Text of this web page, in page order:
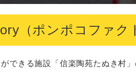
（ポンポコファ
できる施設「信楽陶苑たぬき村